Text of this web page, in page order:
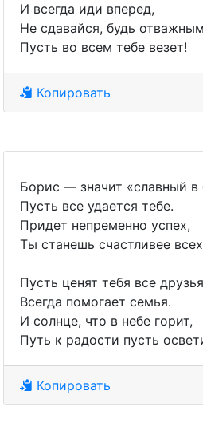
И всегда иди вперед,
Не сдавайся, будь
Пусть во всем тебе везет!
Копировать
Борис — значит «славный в
Пусть все удается тебе.
Придет непременно успех,
Ты станешь счастливее
Пусть ценят тебя все
Всегда помогает семья.
И солнце, что в небе горит,
Путь к радости пусть
Копировать